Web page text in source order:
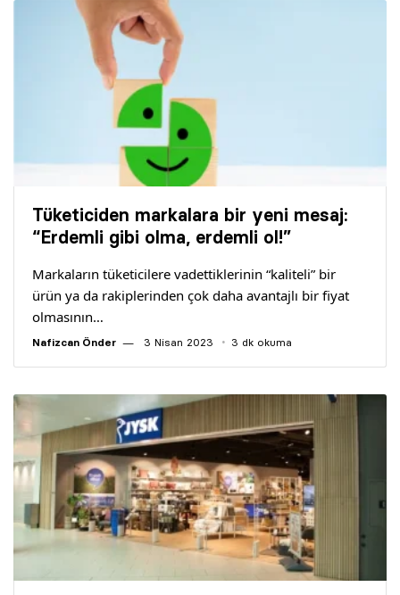
Tüketiciden markalara bir yeni mesaj:
“Erdemli gibi olma, erdemli ol!”
Markaların tüketicilere vadettiklerinin “kaliteli” bir
ürün ya da rakiplerinden çok daha avantajlı bir fiyat
olmasının…
Nafizcan Önder 3 Nisan 2023 3 dk okuma